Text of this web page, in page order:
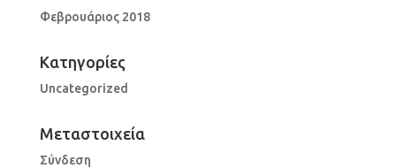
Φεβρουάριος 2018
Kατηγορίες
Uncategorized
Μεταστοιχεία
Σύνδεση